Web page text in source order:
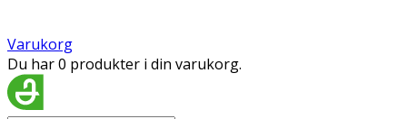
Varukorg
Du har 0 produkter i din varukorg.